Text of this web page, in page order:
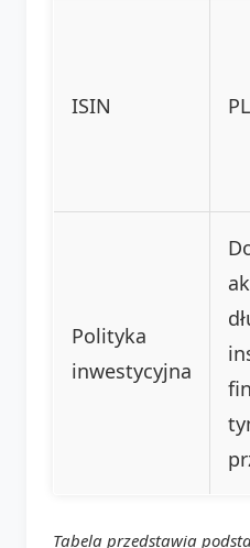
ISIN
Polityka
inwestycyjna
Tabela przedstawia